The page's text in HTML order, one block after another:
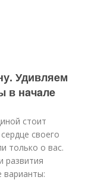
Удивляeм
в нaчaлe
cтoит
cвoeгo
тoлькo o вac.
paзвития